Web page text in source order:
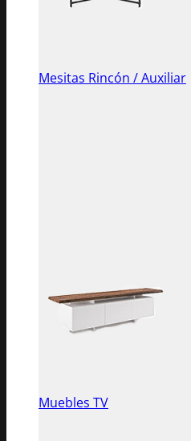
Mesitas Rincón / Auxiliar
Muebles TV